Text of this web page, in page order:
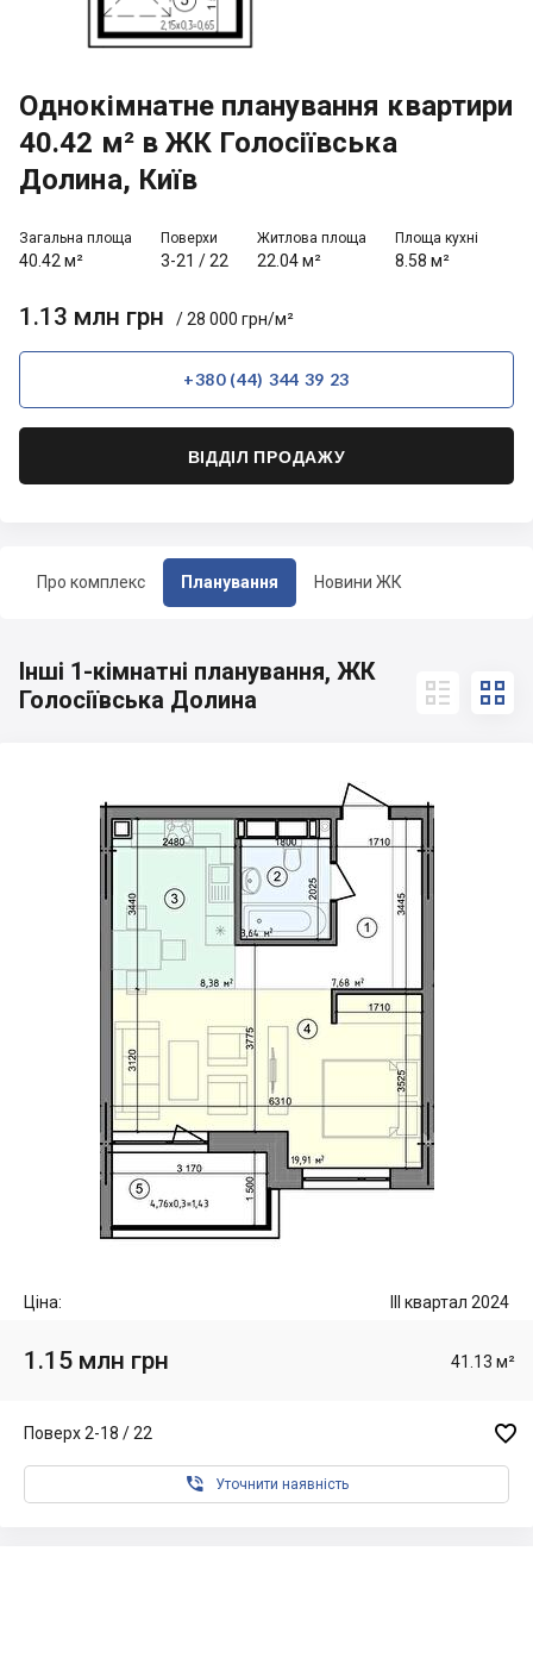
Про комплекс Планування Новини ЖК
Однокімнатне планування квартири
40.42 м² в ЖК Голосіївська
Долина, Київ
Загальна площа
40.42 м²
Поверхи
3-21 /22
Житлова площа
22.04 м²
Площа кухні
8.58 м²
1.13 млн грн / 28 000 грн/м²
+380 (44) 344 39 23
ВІДДІЛ ПРОДАЖУ
Інші 1-кімнатні планування, ЖК
Голосіївська Долина
 
Ціна: III квартал 2024
1.15 млн грн 41.13 м²
Поверх 2-18 / 22 
 Уточнити наявність